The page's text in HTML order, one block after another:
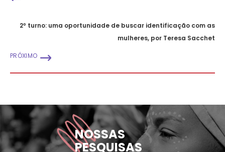
2º turno: uma oportunidade de buscar identificação com as
mulheres, por Teresa Sacchet
PRÓXIMO
NOSSAS
PESQUISAS